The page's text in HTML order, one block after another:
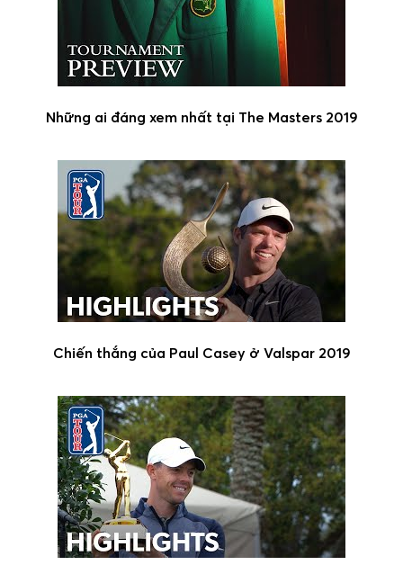
Những ai đáng xem nhất tại The Masters 2019
Chiến thắng của Paul Casey ở Valspar 2019